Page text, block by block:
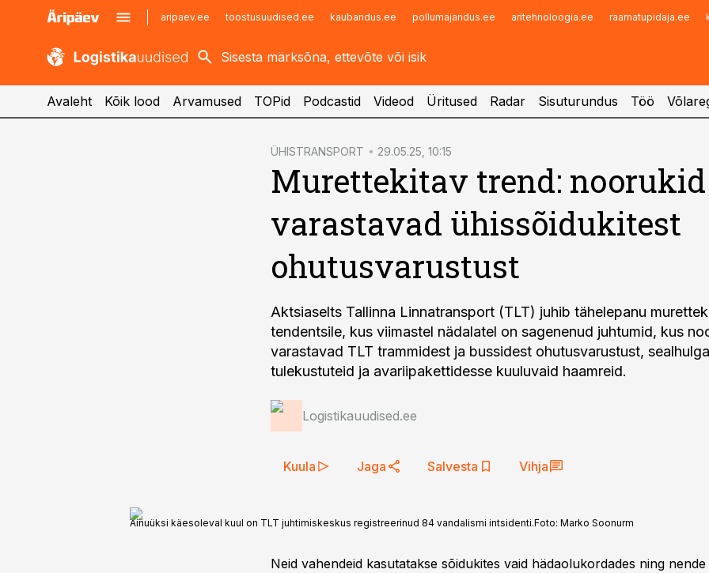
aripaev.ee toostusuudised.ee kaubandus.ee pollumajandus.ee aritehnoloogia.ee raamatupidaja.ee
kaubandus.ee
kinnisvarauudised.ee
imelineajalugu.ee
Infopank
Avaleht Kõik lood Arvamused TOPid Podcastid Videod Üritused Radar Sisuturundus Töö
ÜHISTRANSPORT 29.05.25, 10:15
Murettekitav trend: noorukid
varastavad ühissõidukitest
ohutusvarustust
Aktsiaselts Tallinna Linnatransport (TLT) juhib tähelepanu
tendentsile, kus viimastel nädalatel on sagenenud juhtumid, kus
varastavad TLT trammidest ja bussidest ohutusvarustust,
tulekustuteid ja avariipakettidesse kuuluvaid haamreid.
Logistikauudised.ee
Kuula Jaga Salvesta Vihja
Ainuüksi käesoleval kuul on TLT juhtimiskeskus registreerinud 84 vandalismi intsidenti.Foto: Marko Soonurm
Neid vahendeid kasutatakse sõidukites vaid hädaolukordades ning nende